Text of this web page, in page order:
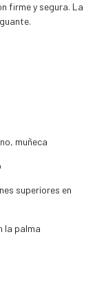
firme y segura. La
muñeca
superiores en
la palma